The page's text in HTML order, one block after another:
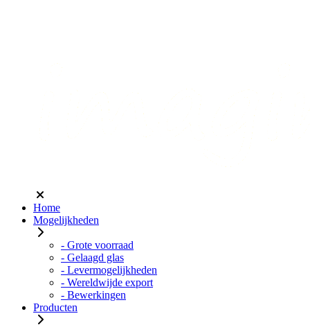
Home
Mogelijkheden
- Grote voorraad
- Gelaagd glas
- Levermogelijkheden
- Wereldwijde export
- Bewerkingen
Producten